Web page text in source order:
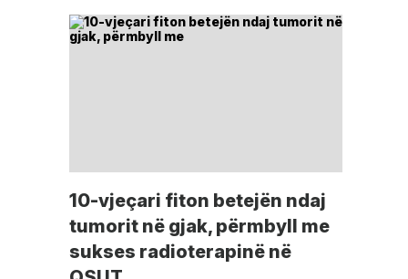
10-vjeçari fiton betejën ndaj
tumorit në gjak, përmbyll me
sukses radioterapinë në